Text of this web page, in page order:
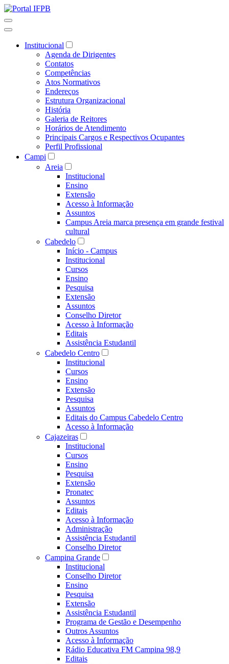
Institucional
Agenda de Dirigentes
Contatos
Competências
Atos Normativos
Endereços
Estrutura Organizacional
História
Galeria de Reitores
Horários de Atendimento
Principais Cargos e Respectivos Ocupantes
Perfil Profissional
Campi
Areia
Institucional
Ensino
Extensão
Acesso à Informação
Assuntos
Campus Areia marca presença em grande festival
cultural
Cabedelo
Início - Campus
Institucional
Cursos
Ensino
Pesquisa
Extensão
Assuntos
Conselho Diretor
Acesso à Informação
Editais
Assistência Estudantil
Cabedelo Centro
Institucional
Cursos
Ensino
Extensão
Pesquisa
Assuntos
Editais do Campus Cabedelo Centro
Acesso à Informação
Cajazeiras
Institucional
Cursos
Ensino
Pesquisa
Extensão
Pronatec
Assuntos
Editais
Acesso à Informação
Administração
Assistência Estudantil
Conselho Diretor
Campina Grande
Institucional
Conselho Diretor
Ensino
Pesquisa
Extensão
Assistência Estudantil
Programa de Gestão e Desempenho
Outros Assuntos
Acesso à Informação
Rádio Educativa FM Campina 98,9
Editais